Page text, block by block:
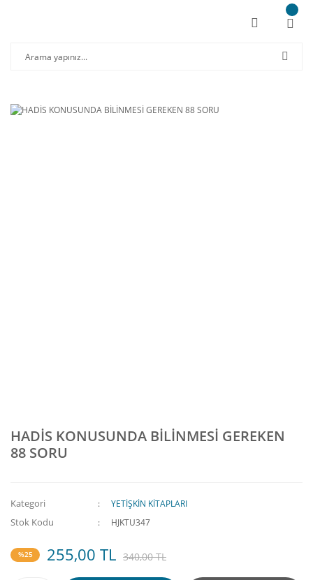
HADİS KONUSUNDA BİLİNMESİ GEREKEN
88 SORU
Kategori YETİŞKİN KİTAPLARI
Stok Kodu HJKTU347
%25 255,00 TL 340,00 TL